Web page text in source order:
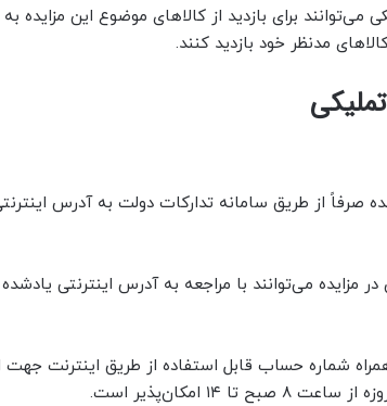
فروش اموال تملیکی می‌توانند برای بازدید از کالاهای موضوع این مزایده
مدنظر خود بازدید کنند.
صرفاً از طریق سامانه تدارکات دولت به آدرس
می‌توانند با مراجعه به آدرس اینترنتی یادشده
شماره حساب قابل استفاده از طریق اینترنت جهت
امکان‌پذیر است.